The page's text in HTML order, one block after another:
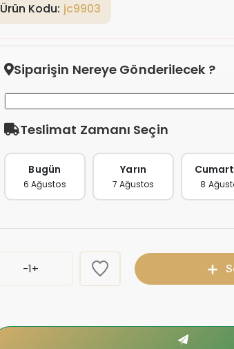
Ürün Kodu: jc9903
Siparişin Nereye Gönderilecek ?
Teslimat Zamanı Seçin
Bugün
6 Ağustos
Yarın
7 Ağustos 8
-1+